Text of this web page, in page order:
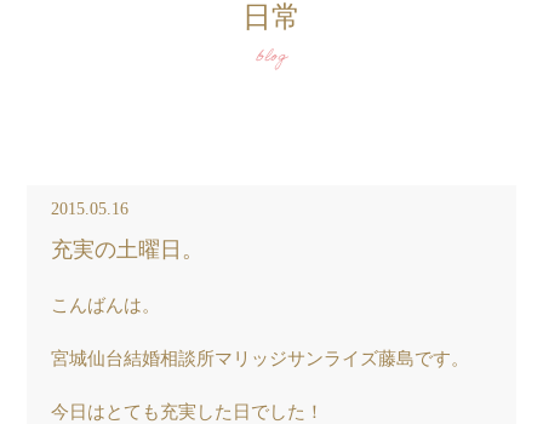
日常
blog
2015.05.16
充実の土曜日。
こんばんは。
宮城仙台結婚相談所マリッジサンライズ藤島です。
今日はとても充実した日でした！